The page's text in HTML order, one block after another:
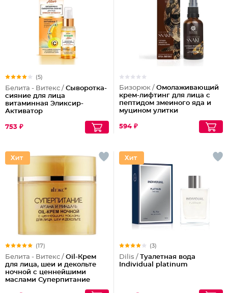
(5)
Белита - Витекс / Сыворотка-
сияние для лица
витаминная Эликсир-
Активатор
753 ₽
Бизорюк / Омолаживающий
крем-лифтинг для лица с
пептидом змеиного яда и
муцином улитки
594 ₽
(17)
Белита - Витекс / Oil-Крем
для лица, шеи и декольте
ночной с ценнейшими
маслами Суперпитание
(3)
Dilis / Туалетная вода
Individual platinum